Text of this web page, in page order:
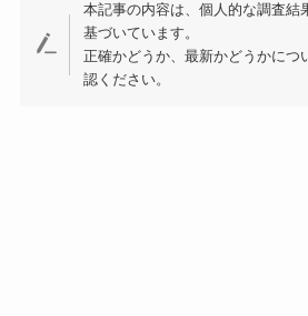
本記事の内容は、個人的な調査結
基づいています。
正確かどうか、最新かどうかにつ
認ください。